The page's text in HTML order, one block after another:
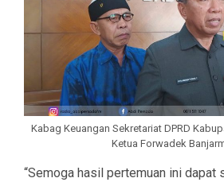
Kabag Keuangan Sekretariat DPRD
Ketua Forwadek
“Semoga hasil pertemuan ini dapat